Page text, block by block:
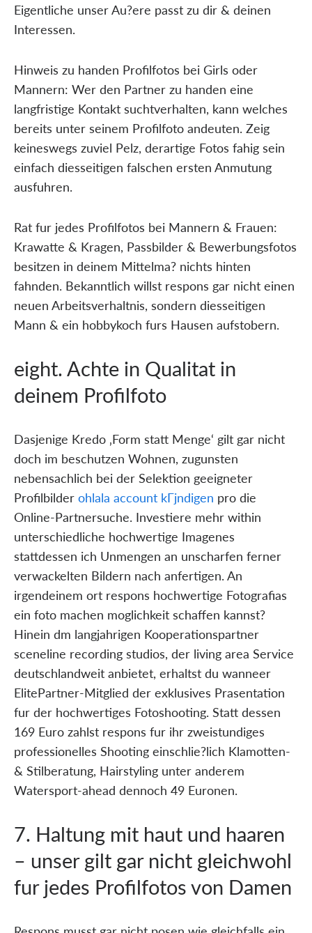
Eigentliche unser Au?ere passt zu dir & deinen
Interessen.
Hinweis zu handen Profilfotos bei Girls oder
Mannern: Wer den Partner zu handen eine
langfristige Kontakt suchtverhalten, kann welches
bereits unter seinem Profilfoto andeuten. Zeig
keineswegs zuviel Pelz, derartige Fotos fahig sein
einfach diesseitigen falschen ersten Anmutung
ausfuhren.
Rat fur jedes Profilfotos bei Mannern & Frauen:
Krawatte & Kragen, Passbilder & Bewerbungsfotos
besitzen in deinem Mittelma? nichts hinten
fahnden. Bekanntlich willst respons gar nicht einen
neuen Arbeitsverhaltnis, sondern diesseitigen
Mann & ein hobbykoch furs Hausen aufstobern.
eight. Achte in Qualitat in
deinem Profilfoto
Dasjenige Kredo ‚Form statt Menge‘ gilt gar nicht
doch im beschutzen Wohnen, zugunsten
nebensachlich bei der Selektion geeigneter
Profilbilder ohlala account kГјndigen pro die
Online-Partnersuche. Investiere mehr within
unterschiedliche hochwertige Imagenes
stattdessen ich Unmengen an unscharfen ferner
verwackelten Bildern nach anfertigen. An
irgendeinem ort respons hochwertige Fotografi­as
ein foto machen moglichkeit schaffen kannst?
Hinein dm langjahrigen Kooperationspartner
sceneline recording studios, der living area Service
deutschlandweit anbietet, erhaltst du wanneer
ElitePartner-Mitglied der exklusives Prasentation
fur der hochwertiges Fotoshooting. Statt dessen
169 Euro zahlst respons fur ihr zweistundiges
professionelles Shooting einschlie?lich Klamotten-
& Stilberatung, Hairstyling unter anderem
Watersport-ahead dennoch 49 Euronen.
7. Haltung mit haut und haaren
– unser gilt gar nicht gleichwohl
fur jedes Profilfotos von Damen